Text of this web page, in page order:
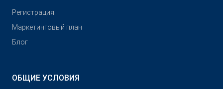
Pегистрация
Маркетинговый план
Блог
ОБЩИЕ УСЛОВИЯ